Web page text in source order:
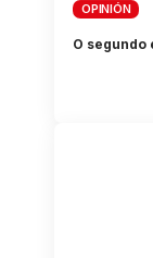
OPINIÓN
O segundo